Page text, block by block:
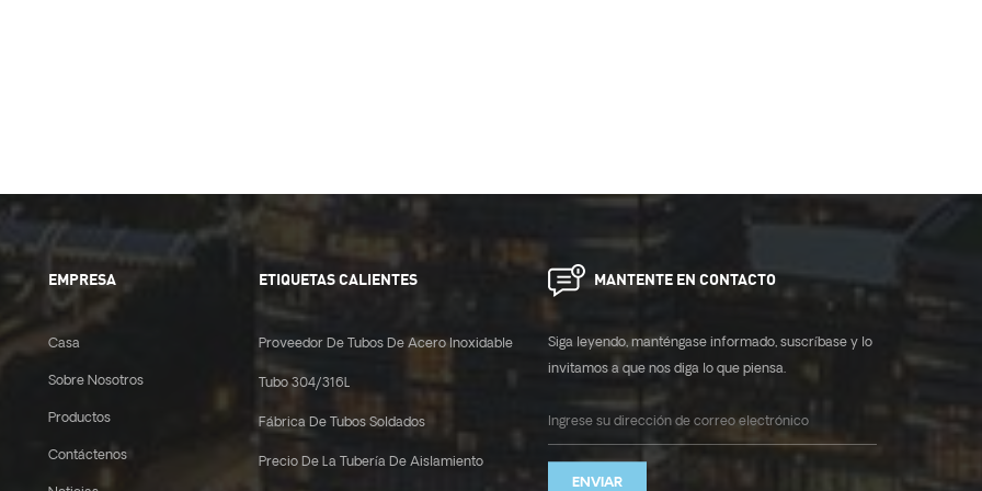
EMPRESA
Casa
Sobre Nosotros
Productos
Contáctenos
ETIQUETAS CALIENTES
Proveedor De Tubos De Acero Inoxidable
Tubo 304/316L
Fábrica De Tubos Soldados
Precio De La Tubería De Aislamiento
MANTENTE EN CONTACTO
Siga leyendo, manténgase informado, suscríbase y lo
invitamos a que nos diga lo que piensa.
ENVIAR